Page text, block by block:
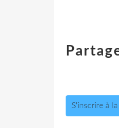
S'inscrire à